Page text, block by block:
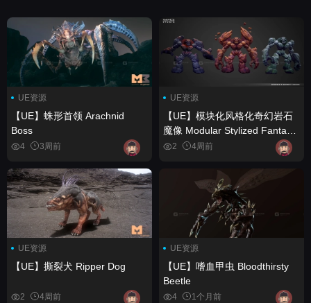
UE资源
【UE】蛛形首领 Arachnid
Boss
4 3周前
UE资源
【UE】模块化风格化奇幻岩石
魔像 Modular Stylized Fantasy
Rock Golem
2 4周前
UE资源
【UE】撕裂犬 Ripper Dog
2 4周前
UE资源
【UE】嗜血甲虫 Bloodthirsty
Beetle
4 1个月前